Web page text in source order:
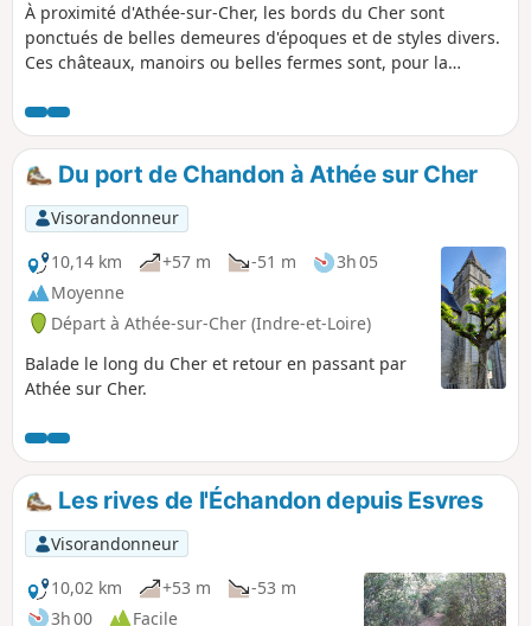
À proximité d'Athée-sur-Cher, les bords du Cher sont
ponctués de belles demeures d'époques et de styles divers.
Ces châteaux, manoirs ou belles fermes sont, pour la
restaurants. Nous quitterons par trois fois les bords de la
rivière pour découvrir trois petits vaux (petites vallées)
modelés par de minuscules affluents du Cher.
Du port de Chandon à Athée sur Cher
Visorandonneur
10,14 km
+57 m -51 m
3h 05
Moyenne
Départ à Athée-sur-Cher (Indre-et-Loire)
Balade le long du Cher et retour en passant par
Athée sur Cher.
Les rives de l'Échandon depuis Esvres
Visorandonneur
10,02 km
+53 m
-53 m
3h 00
Facile